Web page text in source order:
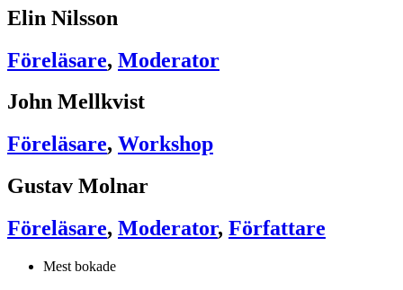
Elin Nilsson
Föreläsare, Moderator
John Mellkvist
Föreläsare, Workshop
Gustav Molnar
Föreläsare, Moderator, Författare
Mest bokade